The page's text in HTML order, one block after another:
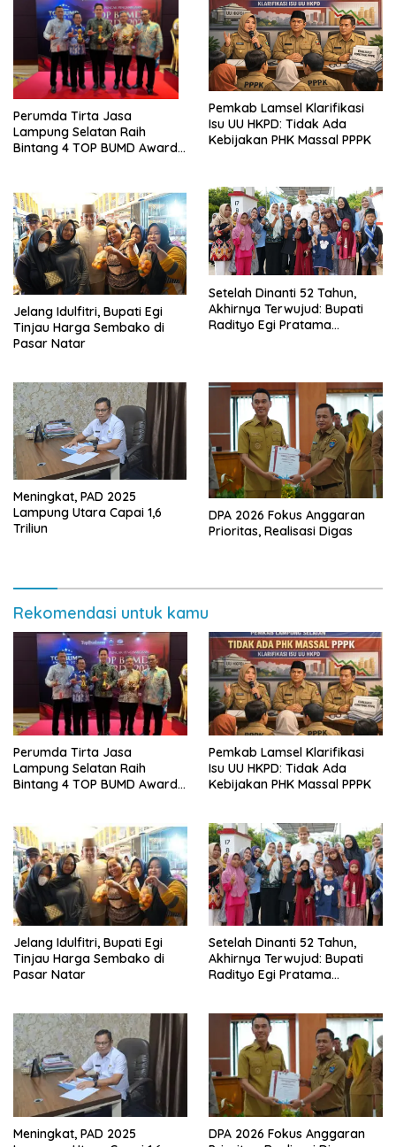
Perumda Tirta Jasa
Lampung Selatan Raih
Bintang 4 TOP BUMD Awards
Pemkab Lamsel Klarifikasi
Isu UU HKPD: Tidak Ada
Kebijakan PHK Massal PPPK
Jelang Idulfitri, Bupati Egi
Tinjau Harga Sembako di
Pasar Natar
Setelah Dinanti 52 Tahun,
Akhirnya Terwujud: Bupati
Radityo Egi Pratama
Meningkat, PAD 2025
Lampung Utara Capai 1,6
Triliun
DPA 2026 Fokus Anggaran
Prioritas, Realisasi Digas
Rekomendasi untuk kamu
Perumda Tirta Jasa
Lampung Selatan Raih
Bintang 4 TOP BUMD Awards
Pemkab Lamsel Klarifikasi
Isu UU HKPD: Tidak Ada
Kebijakan PHK Massal PPPK
Jelang Idulfitri, Bupati Egi
Tinjau Harga Sembako di
Pasar Natar
Setelah Dinanti 52 Tahun,
Akhirnya Terwujud: Bupati
Radityo Egi Pratama
Meningkat, PAD 2025
DPA 2026 Fokus Anggaran